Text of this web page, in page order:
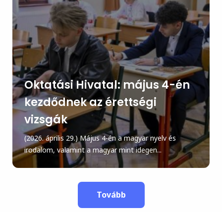
Oktatási Hivatal: május 4-én
kezdődnek az érettségi
vizsgák
(2026. április 29.) Május 4-én a magyar nyelv és
irodalom, valamint a magyar mint idegen...
Tovább